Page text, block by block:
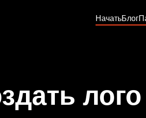
НачатьБлог